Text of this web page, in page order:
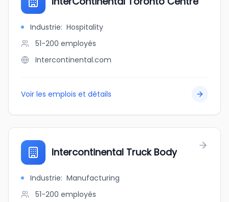
Industrie: Hospitality
51-200 employés
Intercontinental.com
Voir les emplois et détails
Intercontinental Truck Body
Industrie: Manufacturing
51-200 employés